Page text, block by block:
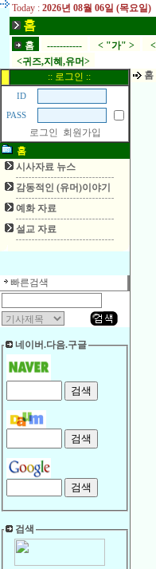
Today : 2026년 08월 06일 (목요일)
홈
홈 ----------- < "가" >
<귀즈,지혜,유머>
:: 로그인 ::
ID
PASS
로그인
회원가입
홈
시사자료 뉴스
감동적인 (유머)이야기
예화 자료
설교 자료
빠른검색
네이버.다음.구글
검색
홈